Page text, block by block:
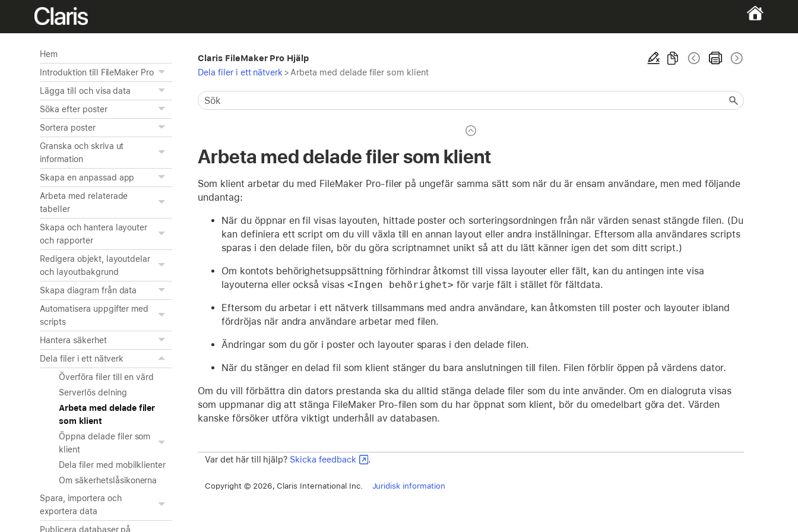
Hem
Introduktion till FileMaker Pro
Lägga till och visa data
Söka efter poster
Sortera poster
Granska och skriva ut
information
Skapa en anpassad app
Arbeta med relaterade
tabeller
Skapa och hantera layouter
och rapporter
Redigera objekt, layoutdelar
och layoutbakgrund
Skapa diagram från data
Automatisera uppgifter med
scripts
Hantera säkerhet
Dela filer i ett nätverk
Överföra filer till en värd
Serverlös delning
Arbeta med delade filer
som klient
Öppna delade filer som
klient
Dela filer med mobilklienter
Om säkerhetslåsikonerna
Spara, importera och
exportera data
Publicera databaser på
Claris FileMaker Pro Hjälp
Dela filer i ett nätverk > Arbeta med delade filer som klient
Arbeta med delade filer som klient
Som klient arbetar du med FileMaker Pro-filer på ungefär samma sätt som när du är ensam användare, men med följande
undantag:
När du öppnar en fil visas layouten, hittade poster och sorteringsordningen från när värden senast stängde filen. (Du
kan definiera ett script om du vill växla till en annan layout eller andra inställningar. Eftersom alla användares scripts
sparas i den delade filen, bör du göra scriptnamnet unikt så att du lätt känner igen det som ditt script.)
Om kontots behörighetsuppsättning förhindrar åtkomst till vissa layouter eller fält, kan du antingen inte visa
layouterna eller också visas<Ingen behörighet> för varje fält i stället för fältdata.
Eftersom du arbetar i ett nätverk tillsammans med andra användare, kan åtkomsten till poster och layouter ibland
fördröjas när andra användare arbetar med filen.
Ändringar som du gör i poster och layouter sparas i den delade filen.
När du stänger en delad fil som klient stänger du bara anslutningen till filen. Filen förblir öppen på värdens dator.
Om du vill förbättra din dators prestanda ska du alltid stänga delade filer som du inte använder. Om en dialogruta visas
som uppmanar dig att stänga FileMaker Pro-filen som du har öppnat som klient, bör du omedelbart göra det. Värden
kanske försöker utföra viktigt underhåll av databasen.
Var det här till hjälp? Skicka feedback .
Copyright © 2026, Claris International Inc. Juridisk information